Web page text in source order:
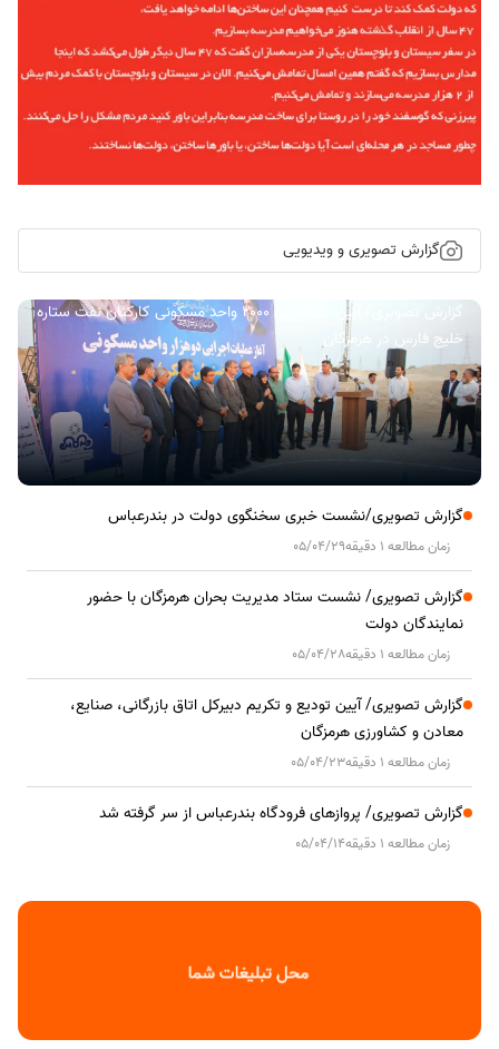
گزارش تصویری و ویدیویی
گزارش تصویری/ آیین کلنگ زنی ۲۰۰۰ واحد مسکونی کارکنان نفت ستاره
خلیج فارس در هرمزگان
گزارش تصویری/نشست خبری سخنگوی دولت در بندرعباس
زمان مطالعه 1 دقیقه 05/04/29
گزارش تصویری/ نشست ستاد مدیریت بحران هرمزگان با حضور
نمایندگان دولت
زمان مطالعه 1 دقیقه 05/04/28
گزارش تصویری/ آیین تودیع و تکریم دبیرکل اتاق بازرگانی، صنایع،
معادن و کشاورزی هرمزگان
زمان مطالعه 1 دقیقه 05/04/23
گزارش تصویری/ پروازهای فرودگاه بندرعباس از سر گرفته شد
زمان مطالعه 1 دقیقه 05/04/14